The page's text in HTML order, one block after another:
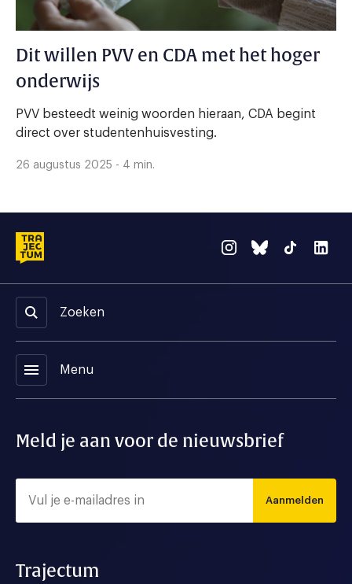
Dit willen PVV en CDA met het hoger
onderwijs
PVV besteedt weinig woorden hieraan, CDA begint
direct over studentenhuisvesting.
26 augustus 2025 - 4 min.
Zoeken
menu Menu
Meld je aan voor de nieuwsbrief
Aanmelden
Trajectum